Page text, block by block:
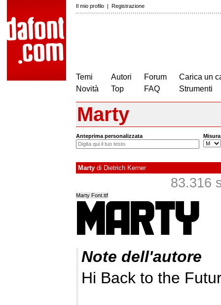
Il mio profilo | Registrazione
Temi
Novità
Autori
Top
Forum
FAQ
Carica un
Strumenti
Marty
Anteprima personalizzata Misura
Marty di Dietrich Kerner
83.316
Marty Font.ttf
Note dell'autore
Hi Back to the